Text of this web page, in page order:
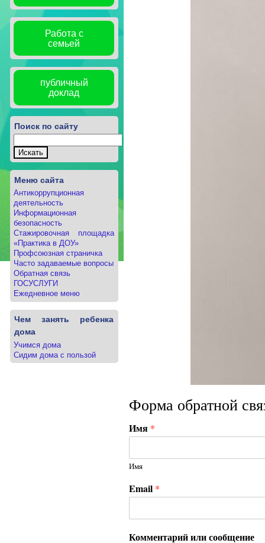
Работа с
семьей
публичный
доклад
Поиск по сайту
Меню сайта
Антикоррупционная
деятельность
Информационная
безопасность
Стажировочная площадка
«Практика в ДОУ»
Профсоюзная страничка
Часто задаваемые вопросы
Обратная связь
ГОСУСЛУГИ
Ежедневное меню
Чем занять ребенка
дома
Учимся дома
Сидим дома с пользой
Форма обратной
Имя *
Имя
Email *
Комментарий или сообщение